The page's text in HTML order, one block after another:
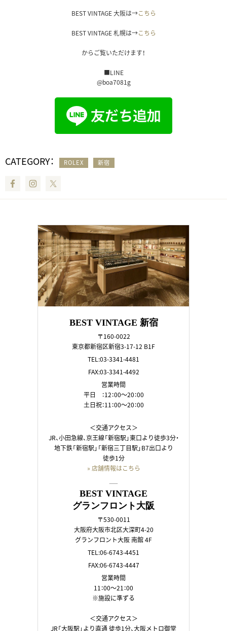
BEST VINTAGE 大阪は→こちら
BEST VINTAGE 札幌は→こちら
からご覧いただけます！
■LINE
@boa7081g
CATEGORY： ROLEX 新宿
FacebookInstagram
BEST VINTAGE 新宿
〒160-0022
東京都新宿区新宿3-17-12 B1F
TEL:03-3341-4481
FAX:03-3341-4492
営業時間
平日 ：12：00～20：00
土日祝：11：00～20：00
＜交通アクセス＞
JR、小田急線、京王線「新宿駅」東口より徒歩3分・
地下鉄「新宿駅」「新宿三丁目駅」B7出口より
徒歩1分
» 店舗情報はこちら
――
BEST VINTAGE
グランフロント大阪
〒530-0011
大阪府大阪市北区大深町4-20
グランフロント大阪 南館 4F
TEL:06-6743-4451
FAX:06-6743-4447
営業時間
11：00～21：00
※施設に準ずる
＜交通アクセス＞
JR「大阪駅」より直通 徒歩1分、大阪メトロ御堂